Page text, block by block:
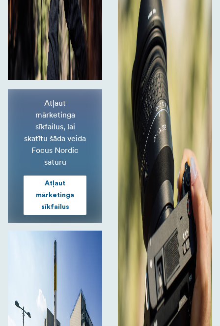
Atļaut
mārketinga
sīkfailus, lai
skatītu šāda veida
Focus Nordic
saturu
Atļaut
mārketinga
sīkfailus